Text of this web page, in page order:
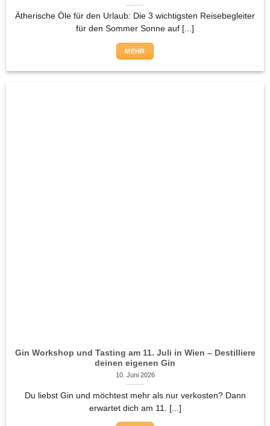
Ätherische Öle für den Urlaub: Die 3 wichtigsten Reisebegleiter
für den Sommer Sonne auf [...]
MEHR
Gin Workshop und Tasting am 11. Juli in Wien – Destilliere
deinen eigenen Gin
10. Juni 2026
Du liebst Gin und möchtest mehr als nur verkosten? Dann
erwartet dich am 11. [...]